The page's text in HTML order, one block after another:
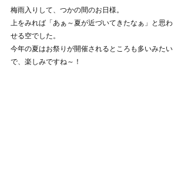
梅雨入りして、つかの間のお日様。
上をみれば「あぁ～夏が近づいてきたなぁ」と思わ
せる空でした。
今年の夏はお祭りが開催されるところも多いみたい
で、楽しみですね～！